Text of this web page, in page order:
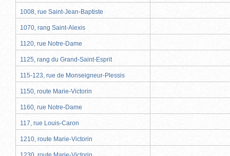
1008, rue Saint-Jean-Baptiste
1070, rang Saint-Alexis
1120, rue Notre-Dame
1125, rang du Grand-Saint-Esprit
115-123, rue de Monseigneur-Plessis
1150, route Marie-Victorin
1160, rue Notre-Dame
117, rue Louis-Caron
1210, route Marie-Victorin